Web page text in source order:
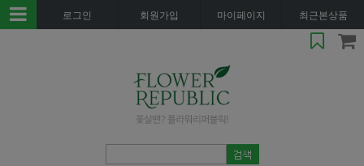
로그인 회원가입 마이페이지 최근본상품